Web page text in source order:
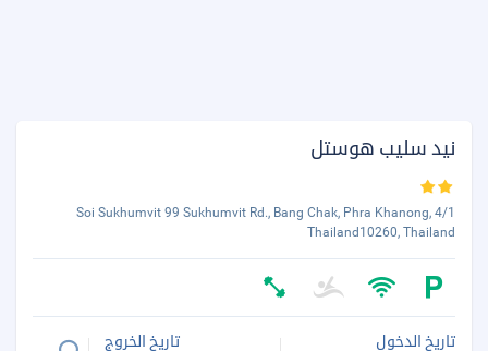
نيد سليب هوستل
4/1 Soi Sukhumvit 99 Sukhumvit Rd., Bang Chak, Phra Khanong,
Thailand10260, Thailand
تاريخ الدخول تاريخ الخروج